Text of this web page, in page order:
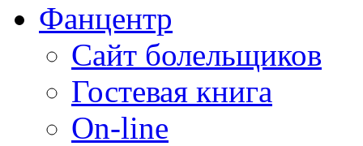
Фанцентр
Сайт болельщиков
Гостевая книга
On-line